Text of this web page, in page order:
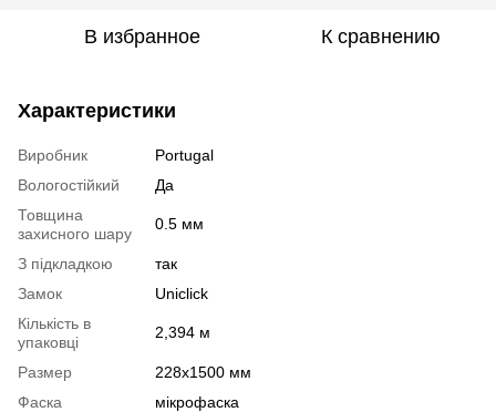
В избранное К сравнению
Характеристики
Виробник
Portugal
Вологостійкий
Да
Товщина
захисного шару
0.5 мм
З підкладкою
так
Замок
Uniclick
Кількість в
упаковці
2,394 м
Размер
228х1500 мм
Фаска
мікрофаска